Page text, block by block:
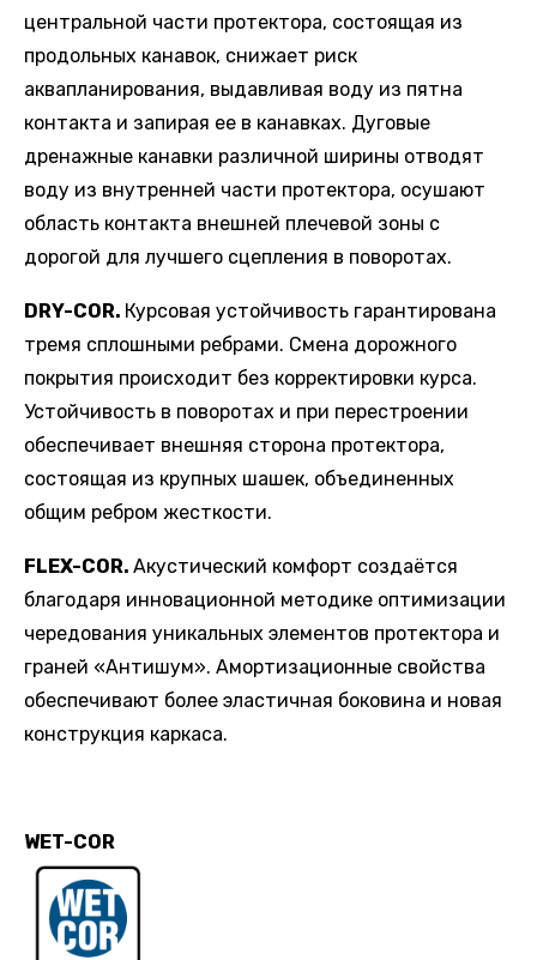
центральной части протектора, состоящая из
продольных канавок, снижает риск
аквапланирования, выдавливая воду из пятна
контакта и запирая ее в канавках. Дуговые
дренажные канавки различной ширины отводят
воду из внутренней части протектора, осушают
область контакта внешней плечевой зоны с
дорогой для лучшего сцепления в поворотах.
DRY-COR. Курсовая устойчивость гарантирована
тремя сплошными ребрами. Смена дорожного
покрытия происходит без корректировки курса.
Устойчивость в поворотах и при перестроении
обеспечивает внешняя сторона протектора,
состоящая из крупных шашек, объединенных
общим ребром жесткости.
FLEX-COR. Акустический комфорт создаётся
благодаря инновационной методике оптимизации
чередования уникальных элементов протектора и
граней «Антишум». Амортизационные свойства
обеспечивают более эластичная боковина и новая
конструкция каркаса.
WET-COR